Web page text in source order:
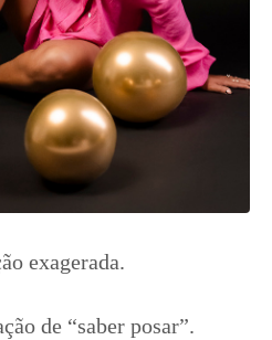
exagerada.
de “saber posar”.